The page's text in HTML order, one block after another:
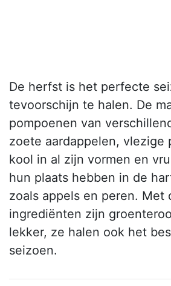
De herfst is het perfecte
tevoorschijn te halen. De
pompoenen van
zoete aardappelen, vlezige
kool in al zijn vormen en
hun plaats hebben in de
zoals appels en peren. Met
ingrediënten zijn
lekker, ze halen ook het
seizoen.